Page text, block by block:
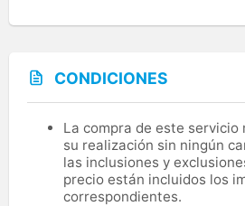
CONDICIONES
La compra de este servicio
su realización sin ningún
las inclusiones y
precio están incluidos los
correspondientes.